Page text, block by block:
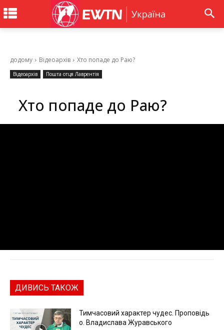
додому Відеоархів Хто попаде до Раю?
Відеоархів Пошта отця Лаврентія
Хто попаде до Раю?
ДИВИСЬ ТАКОЖ
Тимчасовий характер чудес. Проповідь
о. Владислава Журавського